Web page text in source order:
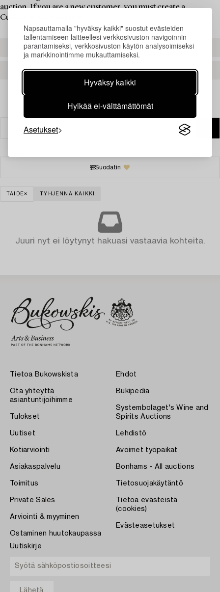
Napsauttamalla "hyväksy kaikki" suostut evästeiden
tallentamiseen laitteellesi verkkosivuston navigoinnin
parantamiseksi, verkkosivuston käytön analysoimiseksi
ja markkinointimme mukauttamiseksi.
Hyväksy kaikki
Hylkää ei-välttämättömät
Asetukset
auction. If you are a new customer, you must create a
Customer Account first.
REGISTER TO BID
CREATE AN ACCOUNT
Suodatin
TAIDE TYHJENNÄ KAIKKI
Juuri nyt ei löytynyt hakuasi vastaavia kohteita.
Tietoa Bukowskista
Ota yhteyttä
asiantuntijoihimme
Tulokset
Uutiset
Kotiarviointi
Asiakaspalvelu
Toimitus
Private Sales
Arviointi & myyminen
Ostaminen huutokaupassa
Ehdot
Bukipedia
Systembolaget's Wine and
Spirits Auctions
Lehdistö
Avoimet työpaikat
Bonhams - All auctions
Tietosuojakäytäntö
Tietoa evästeistä
(cookies)
Evästeasetukset
Uutiskirje